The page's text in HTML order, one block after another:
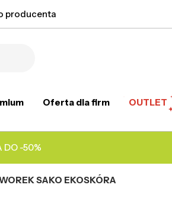
producenta
Oferta dla firm OUTLET
DO -50%
SAKO EKOSKÓRA